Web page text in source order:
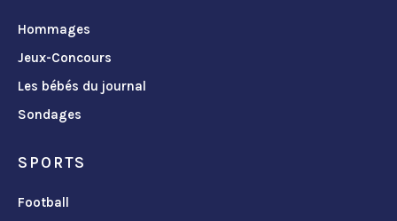
Hommages
Jeux-Concours
Les bébés du journal
Sondages
SPORTS
Football